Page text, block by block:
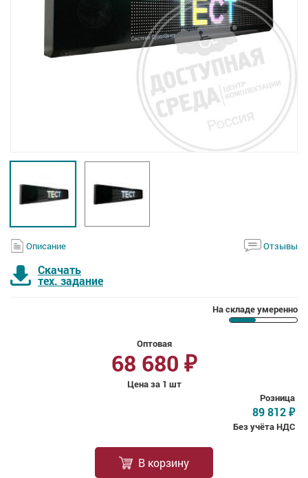
Описание Отзывы
Скачать
тех. задание
На складе умеренно
Оптовая
68 680 ₽
Цена за 1 шт
Розница
89 812 ₽
Без учёта НДС
В корзину